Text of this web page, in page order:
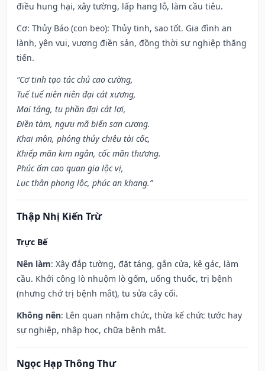
điều hung hại, xây tường, lấp hang lỗ, làm cầu tiêu.
Cơ: Thủy Báo (con beo): Thủy tinh, sao tốt. Gia đình an
lành, yên vui, vượng điền sản, đồng thời sự nghiệp thăng
tiến.
“Cơ tinh tạo tác chủ cao cường,
Tuế tuế niên niên đại cát xương,
Mai táng, tu phần đại cát lợi,
Điền tàm, ngưu mã biến sơn cương.
Khai môn, phóng thủy chiêu tài cốc,
Khiếp mãn kim ngân, cốc mãn thương.
Phúc ấm cao quan gia lộc vị,
Lục thân phong lộc, phúc an khang.”
Thập Nhị Kiến Trừ
Trực Bế
Nên làm: Xây đắp tường, đặt táng, gắn cửa, kê gác, làm
cầu. Khởi công lò nhuộm lò gốm, uống thuốc, trị bệnh
(nhưng chớ trị bệnh mắt), tu sửa cây cối.
Không nên: Lên quan nhậm chức, thừa kế chức tước hay
sự nghiệp, nhập học, chữa bệnh mắt.
Ngọc Hạp Thông Thư